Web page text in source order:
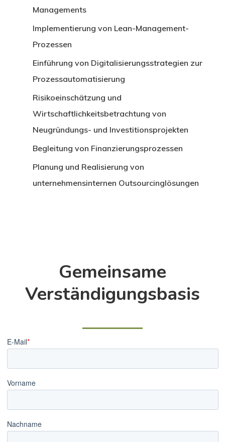
Managements
Implementierung von Lean-Management-
Prozessen
Einführung von Digitalisierungsstrategien zur
Prozessautomatisierung
Risikoeinschätzung und
Wirtschaftlichkeitsbetrachtung von
Neugründungs- und Investitionsprojekten
Begleitung von Finanzierungsprozessen
Planung und Realisierung von
unternehmensinternen Outsourcinglösungen
Gemeinsame
Verständigungsbasis